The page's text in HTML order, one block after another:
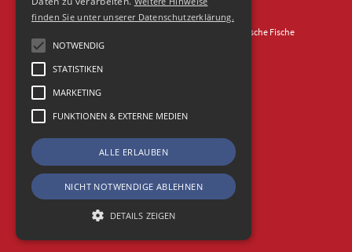
© 2026 Agentur Frische Fische
finden Sie unter unserer Datenschutzerklärung.
NOTWENDIG
STATISTIKEN
MARKETING
FUNKTIONEN & EXTERNE MEDIEN
ALLE ERLAUBEN
NICHT NOTWENDIGE ABLEHNEN
DETAILS ZEIGEN